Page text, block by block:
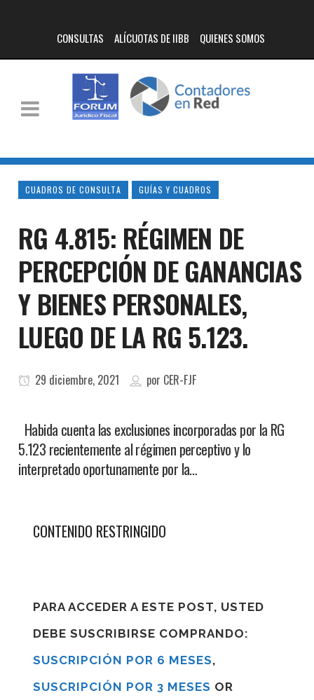
CONSULTAS ALÍCUOTAS DE IIBB QUIENES SOMOS
CUADROS DE CONSULTA GUÍAS Y CUADROS
RG 4.815: RÉGIMEN DE
PERCEPCIÓN DE GANANCIAS
Y BIENES PERSONALES,
LUEGO DE LA RG 5.123.
29 diciembre, 2021 por CER-FJF
Habida cuenta las exclusiones incorporadas por la RG
5.123 recientemente al régimen perceptivo y lo
interpretado oportunamente por la…
CONTENIDO RESTRINGIDO
PARA ACCEDER A ESTE POST, USTED
DEBE SUSCRIBIRSE COMPRANDO:
SUSCRIPCIÓN POR 6 MESES,
SUSCRIPCIÓN POR 3 MESES OR